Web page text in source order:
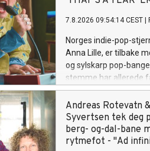
7.8.2026 09:54:14 CEST
Norges indie-pop-
Anna Lille, er tilbake
og sylskarp pop-
stemme har allerede
oppmerksomheten til
superstjerner som
Eilish på nett. Og nå på
«That's a Year»,
spesifikke følelsen av
Andreas Rotevatn
Syvertsen tek deg
berg- og-dal-bane
rytmefot - "Ad